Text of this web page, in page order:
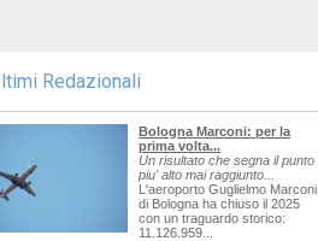
Redazionali
Bologna Marconi: per la
prima volta...
Un risultato che segna il punto
piu' alto mai raggiunto...
L'aeroporto Guglielmo Marconi
di Bologna ha chiuso il 2025
con un traguardo storico:
11.126.959...